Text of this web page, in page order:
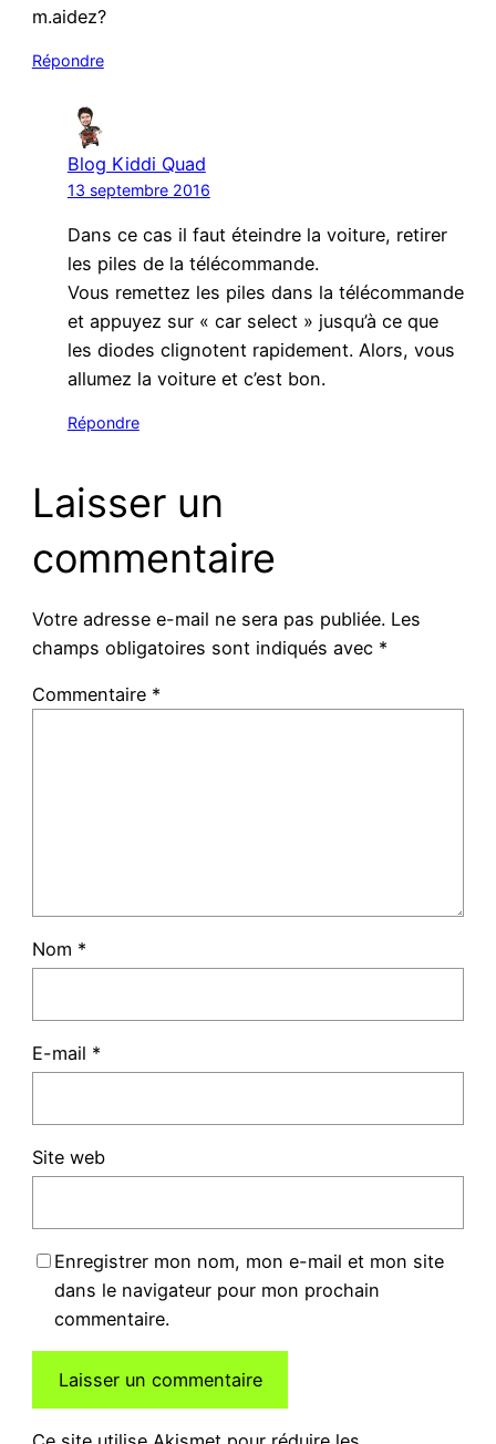
m.aidez?
Répondre
Blog Kiddi Quad
13 septembre 2016
Dans ce cas il faut éteindre la voiture, retirer
les piles de la télécommande.
Vous remettez les piles dans la télécommande
et appuyez sur « car select » jusqu’à ce que
les diodes clignotent rapidement. Alors, vous
allumez la voiture et c’est bon.
Répondre
Laisser un
commentaire
Votre adresse e-mail ne sera pas publiée. Les
champs obligatoires sont indiqués avec *
Commentaire *
Nom *
E-mail *
Site web
Enregistrer mon nom, mon e-mail et mon site
dans le navigateur pour mon prochain
commentaire.